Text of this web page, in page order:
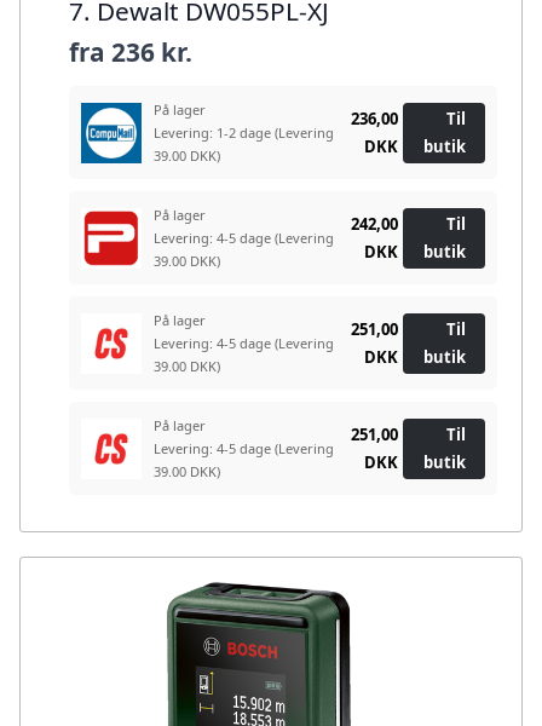
7. Dewalt DW055PL-XJ
fra 236 kr.
På lager
Levering: 1-2 dage (Levering
39.00 DKK)
236,00
DKK
Til
butik
På lager
Levering: 4-5 dage (Levering
39.00 DKK)
242,00
DKK
Til
butik
På lager
Levering: 4-5 dage (Levering
39.00 DKK)
251,00
DKK
Til
butik
På lager
Levering: 4-5 dage (Levering
39.00 DKK)
251,00
DKK
Til
butik